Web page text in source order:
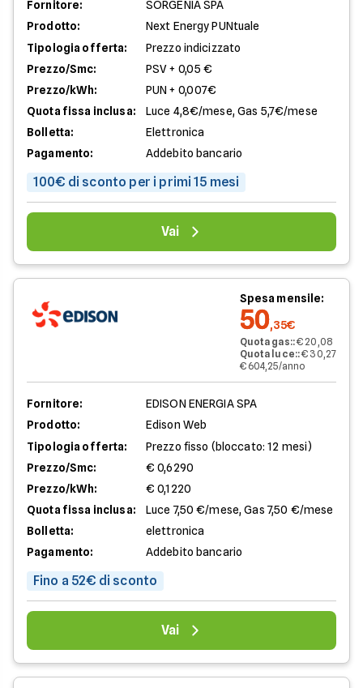
Fornitore:
SORGENIA SPA
Prodotto:
Next Energy PUNtuale
Tipologia offerta:
Prezzo indicizzato
Prezzo/Smc:
PSV + 0,05 €
Prezzo/kWh:
PUN + 0,007€
Quota fissa inclusa:
Luce 4,8€/mese, Gas 5,7€/mese
Bolletta:
Elettronica
Pagamento:
Addebito bancario
100€ di sconto per i primi 15 mesi
Vai
Spesa mensile:
50,35€
Quota gas::€ 20,08
Quota luce::€ 30,27
€ 604,25/anno
Fornitore:
EDISON ENERGIA SPA
Prodotto:
Edison Web
Tipologia offerta:
Prezzo fisso (bloccato: 12 mesi)
Prezzo/Smc:
€ 0,6290
Prezzo/kWh:
€ 0,1220
Quota fissa inclusa:
Luce 7,50 €/mese, Gas 7,50 €/mese
Bolletta:
elettronica
Pagamento:
Addebito bancario
Fino a 52€ di sconto
Vai